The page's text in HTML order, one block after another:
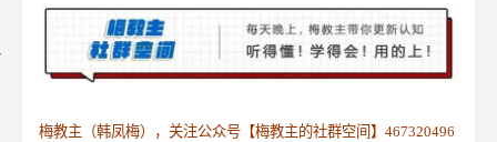
梅教主（韩凤梅），关注公众号【梅教主的社群空间】467320496